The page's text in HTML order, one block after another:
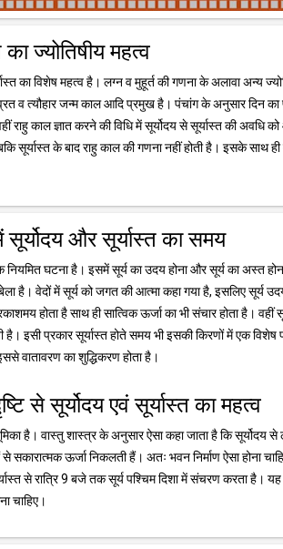
का ज्योतिषीय महत्व
का विशेष महत्व है। लग्न व मुहूर्त की गणना के अलावा अन्य
व त्यौहार जन्म काल आदि प्रमुख है। पंचांग के अनुसार दिन
राहु काल ज्ञात करने की विधि में सूर्योदय से सूर्यास्त की अवधि
सूर्यास्त के बाद राहु काल की गणना नहीं होती है। इसके साथ ही
और सूर्यास्त का समय
नियमित घटना है। इसमें सूर्य का उदय होना और सूर्य का अस्त
है। वेदों में सूर्य को जगत की आत्मा कहा गया है, इसलिए सूर्य
होता है साथ ही सात्विक ऊर्जा का भी संचार होता है। वहीं
है। इसी प्रकार सूर्यास्त होते समय भी इसकी किरणों में एक विशेष
वातावरण का शुद्धिकरण होता है।
से सूर्योदय एवं सूर्यास्त का महत्व
है। वास्तु शास्त्र के अनुसार ऐसा कहा जाता है कि सूर्योदय
से सकारात्मक ऊर्जा निकलती हैं। अतः भवन निर्माण ऐसा
से रात्रि 9 बजे तक सूर्य पश्चिम दिशा में संचरण करता है। यह
चाहिए।